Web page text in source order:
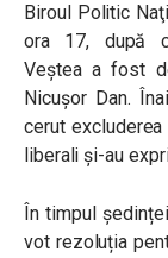
Biroul Politic
ora 17, după
Veştea a fost
Nicuşor Dan.
cerut
liberali și-au
În timpul
vot rezoluția